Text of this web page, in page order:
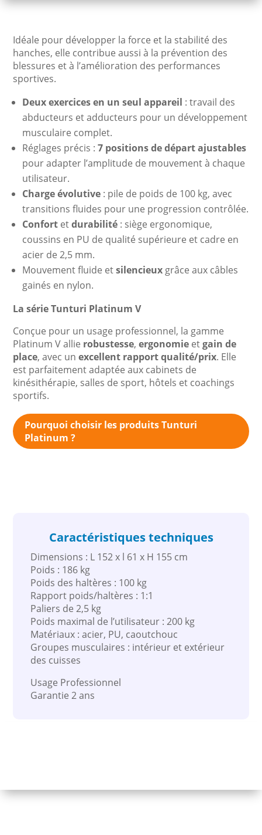
Idéale pour développer la force et la stabilité des
hanches, elle contribue aussi à la prévention des
blessures et à l’amélioration des performances
sportives.
Deux exercices en un seul appareil : travail des
abducteurs et adducteurs pour un développement
musculaire complet.
Réglages précis :7 positions de départ ajustables
pour adapter l’amplitude de mouvement à chaque
utilisateur.
Charge évolutive : pile de poids de 100 kg, avec
transitions fluides pour une progression contrôlée.
Confort etdurabilité : siège ergonomique,
coussins en PU de qualité supérieure et cadre en
acier de 2,5 mm.
Mouvement fluide etsilencieux grâce aux câbles
gainés en nylon.
La série Tunturi Platinum V
Conçue pour un usage professionnel, la gamme
Platinum V allie robustesse,ergonomie etgain de
place, avec unexcellent rapport qualité/prix. Elle
est parfaitement adaptée aux cabinets de
kinésithérapie, salles de sport, hôtels et coachings
sportifs.
Pourquoi choisir les produits Tunturi
Platinum ?
Caractéristiques techniques
Dimensions : L 152 x l 61 x H 155 cm
Poids : 186 kg
Poids des haltères : 100 kg
Rapport poids/haltères : 1:1
Paliers de 2,5 kg
Poids maximal de l’utilisateur : 200 kg
Matériaux : acier, PU, caoutchouc
Groupes musculaires : intérieur et extérieur
des cuisses
Usage Professionnel
Garantie 2 ans